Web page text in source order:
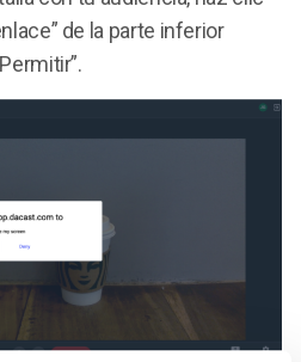
de la parte inferior